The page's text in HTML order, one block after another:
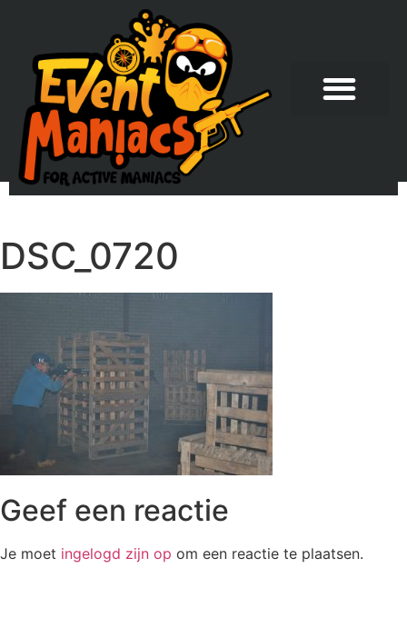
DSC_0720
Geef een reactie
Je moet ingelogd zijn op om een reactie te plaatsen.